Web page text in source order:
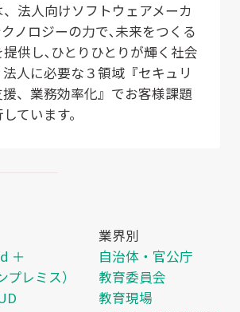
法人向けソフトウェアメーカ
ノロジーの力で､未来をつくる
供し､ひとりひとりが輝く社会
人に必要な３領域『セキュリ
、業務効率化』でお客様課題
ています。
＋
レミス）
業界別
自治体・官公庁
教育委員会
教育現場